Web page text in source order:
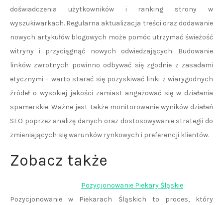
doświadczenia użytkowników i ranking strony w
wyszukiwarkach. Regularna aktualizacja treści oraz dodawanie
nowych artykułów blogowych może pomóc utrzymać świeżość
witryny i przyciągnąć nowych odwiedzających. Budowanie
linków zwrotnych powinno odbywać się zgodnie z zasadami
etycznymi – warto starać się pozyskiwać linki z wiarygodnych
źródeł o wysokiej jakości zamiast angażować się w działania
spamerskie. Ważne jest także monitorowanie wyników działań
SEO poprzez analizę danych oraz dostosowywanie strategii do
zmieniających się warunków rynkowych i preferencji klientów.
Zobacz także
Pozycjonowanie Piekary Śląskie
Pozycjonowanie w Piekarach Śląskich to proces, który